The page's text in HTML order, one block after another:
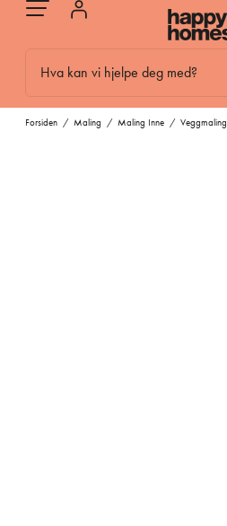
Hva kan vi hjelpe deg med?
Forsiden / Maling / Maling Inne / Veggmaling